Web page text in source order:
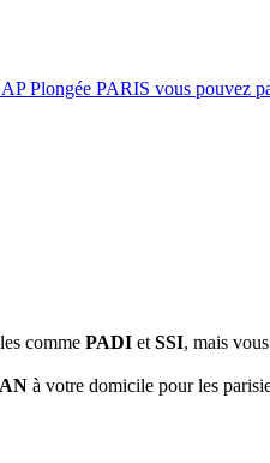
comme PADI et SSI, mais
à votre domicile pour les